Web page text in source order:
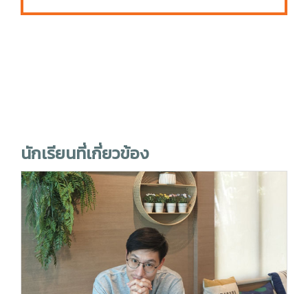
นักเรียนที่เกี่ยวข้อง